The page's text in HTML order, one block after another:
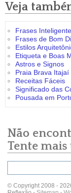
Veja
Frases
Frases de Bom
Estilos
Etiqueta e Boas
Astros e Signos
Praia Brava Itajaí
Receitas Fáceis
Significado das
Pousada em
Não
Tente mais
© Copyright 2008 -